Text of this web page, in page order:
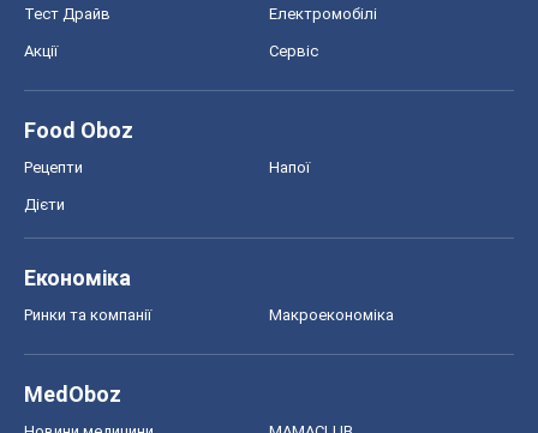
Тест Драйв Електромобілі
Акції Сервіс
Food Oboz
Рецепти Напої
Дієти
Економіка
Ринки та компанії Макроекономіка
MedOboz